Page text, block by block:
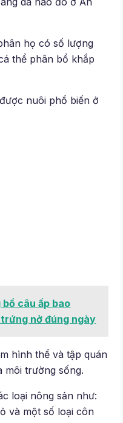
họ có số lượng
thể phân bổ khắp
nuôi phổ biến ở
câu ấp bao
nở đúng ngày
hình thể và tập quán
môi trường sống.
loại nông sản như:
và một số loại côn